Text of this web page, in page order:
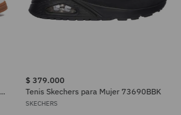
$ 379.000
Tenis Skechers para Mujer 73690BBK
SKECHERS